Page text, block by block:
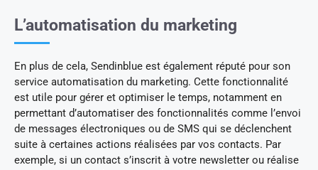
L’automatisation du marketing
En plus de cela, Sendinblue est également réputé pour son
service automatisation du marketing. Cette fonctionnalité
est utile pour gérer et optimiser le temps, notamment en
permettant d’automatiser des fonctionnalités comme l’envoi
de messages électroniques ou de SMS qui se déclenchent
suite à certaines actions réalisées par vos contacts. Par
exemple, si un contact s’inscrit à votre newsletter ou réalise